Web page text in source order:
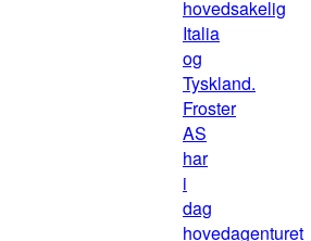
hovedsakelig
Italia
og
Tyskland.
Froster
AS
har
i
dag
hovedagenturet